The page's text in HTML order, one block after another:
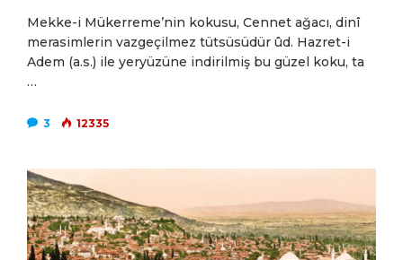
Mekke-i Mükerreme’nin kokusu, Cennet ağacı, dinî
merasimlerin vazgeçilmez tütsüsüdür ûd. Hazret-i
Adem (a.s.) ile yeryüzüne indirilmiş bu güzel koku, ta
…
3 12335